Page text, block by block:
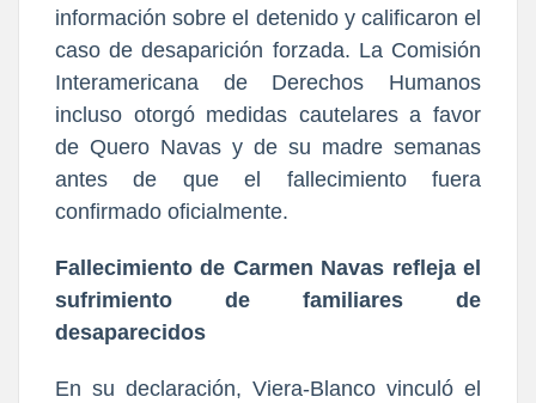
información sobre el detenido y calificaron el
caso de desaparición forzada. La Comisión
Interamericana de Derechos Humanos
incluso otorgó medidas cautelares a favor
de Quero Navas y de su madre semanas
antes de que el fallecimiento fuera
confirmado oficialmente.
Fallecimiento de Carmen Navas refleja el
sufrimiento de familiares de
desaparecidos
En su declaración, Viera-Blanco vinculó el